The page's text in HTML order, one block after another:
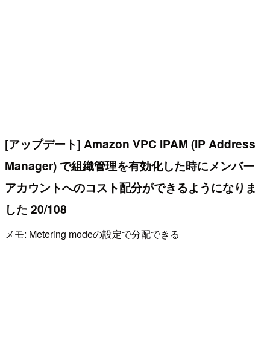
[アップデート] Amazon VPC IPAM (IP Address
Manager) で組織管理を有効化した時にメンバー
アカウントへのコスト配分ができるようになりま
した 20/108
メモ: Metering modeの設定で分配できる